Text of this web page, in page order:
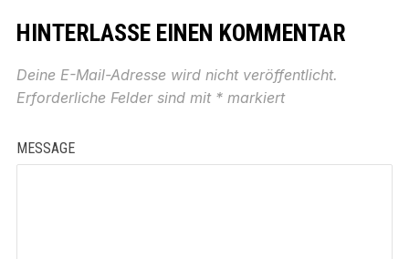
HINTERLASSE EINEN KOMMENTAR
Deine E-Mail-Adresse wird nicht veröffentlicht.
Erforderliche Felder sind mit *markiert
MESSAGE